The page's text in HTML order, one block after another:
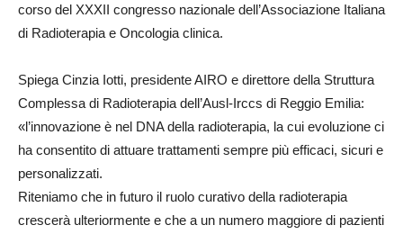
corso del XXXII congresso nazionale dell’Associazione Italiana
di Radioterapia e Oncologia clinica.
Spiega Cinzia Iotti, presidente AIRO e direttore della Struttura
Complessa di Radioterapia dell’Ausl-Irccs di Reggio Emilia:
«l’innovazione è nel DNA della radioterapia, la cui evoluzione ci
ha consentito di attuare trattamenti sempre più efficaci, sicuri e
personalizzati.
Riteniamo che in futuro il ruolo curativo della radioterapia
crescerà ulteriormente e che a un numero maggiore di pazienti